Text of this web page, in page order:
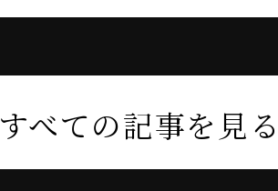
すべての記事を見